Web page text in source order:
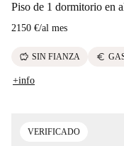
Piso de 1 dormitorio en
2150 €/al mes
savings SIN FIANZA euro
+info
VERIFICADO